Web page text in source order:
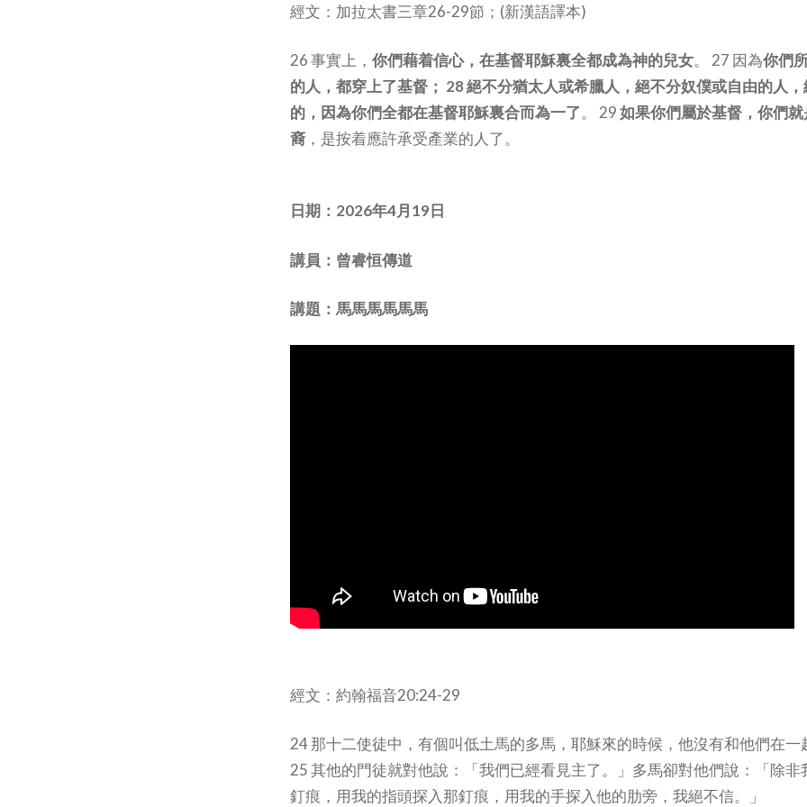
經文：加拉太書三章26-29節；(新漢語譯本)
26 事實上， 你們藉着信心，在基督耶穌裏全都成為神的兒女。 27 因為你們
的人，都穿上了基督； 28 絕不分猶太人或希臘人，絕不分奴僕或自由的人
的，因為你們全都在基督耶穌裏合而為一了。 29如果你們屬於基督，你們
裔 ，是按着應許承受產業的人了。
日期：2026年4月19日
講員：曾睿恒傳道
講題：馬馬馬馬馬馬
經文：約翰福音20:24-29
24 那十二使徒中，有個叫低土馬的多馬，耶穌來的時候，他沒有和他們在一
25 其他的門徒就對他說：「我們已經看見主了。」多馬卻對他們說：「除非
釘痕，用我的指頭探入那釘痕，用我的手探入他的肋旁，我絕不信。」